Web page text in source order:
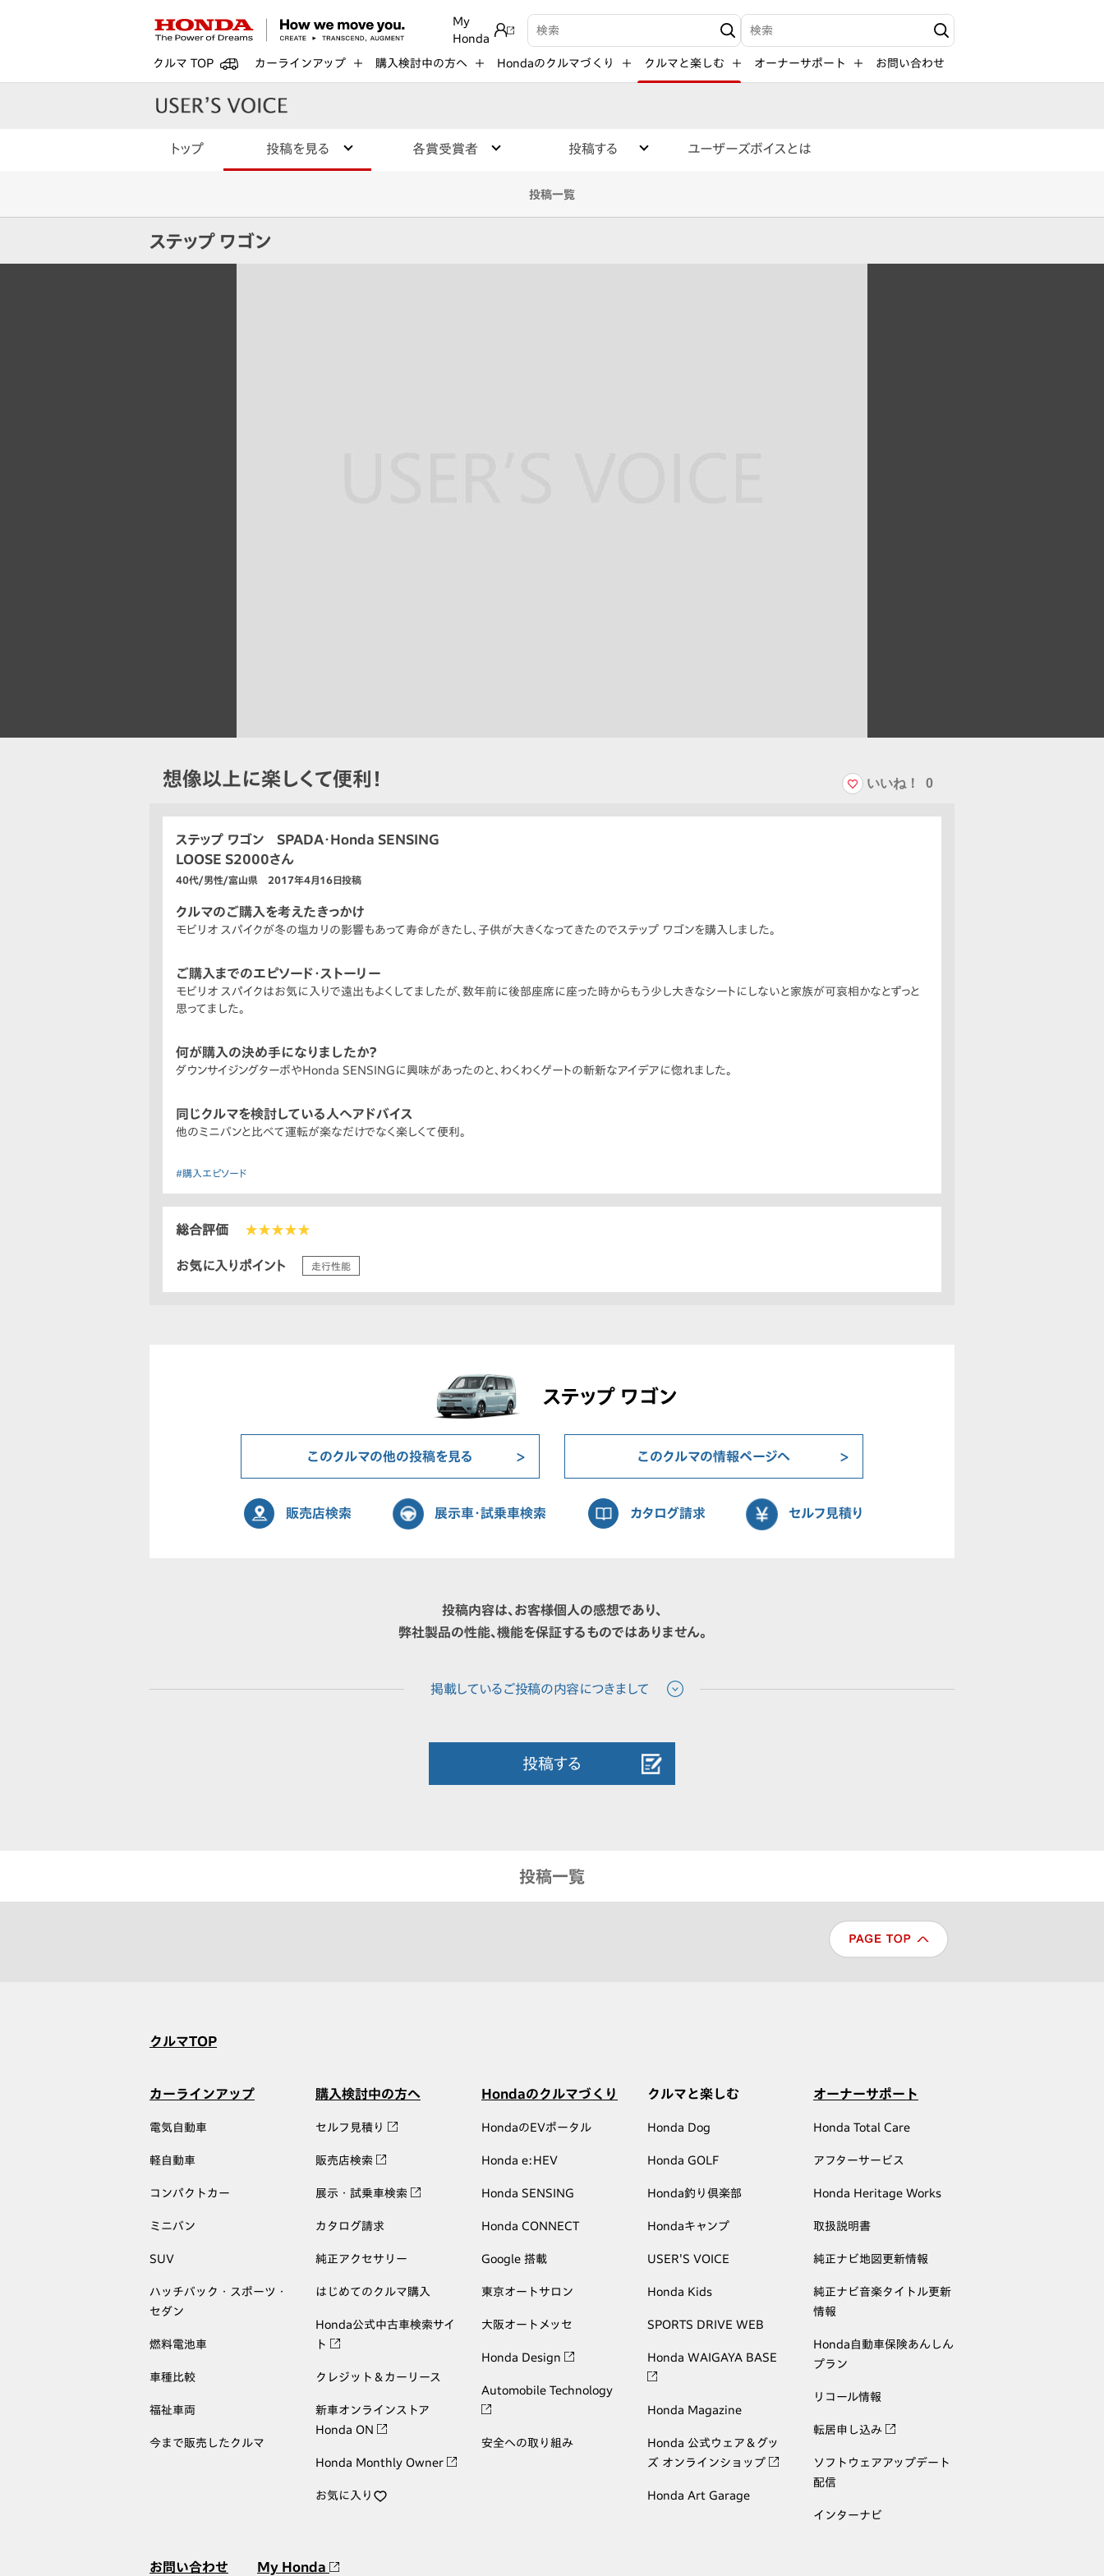
My
Honda
検索キーワード入力 検索キーワード入力
クルマ TOP カーラインアップ 購入検討中の方へ Hondaのクルマづくり クルマと楽しむ オーナーサポート お問い合わせ
トップ 投稿を見る 各賞受賞者 投稿する ユーザーズボイスとは
投稿一覧
ステップ ワゴン
想像以上に楽しくて便利！ いいね！ 0
ステップ ワゴン SPADA・Honda SENSING
LOOSE S2000さん
40代/男性/富山県 2017年4月16日投稿
クルマのご購入を考えたきっかけ
モビリオ スパイクが冬の塩カリの影響もあって寿命がきたし、子供が大きくなってきたのでステップ ワゴンを購入しました。
ご購入までのエピソード・ストーリー
モビリオ スパイクはお気に入りで遠出もよくしてましたが、数年前に後部座席に座った時からもう少し大きなシートにしないと家族が可哀相かなとずっと
思ってました。
何が購入の決め手になりましたか？
ダウンサイジングターボやHonda SENSINGに興味があったのと、わくわくゲートの斬新なアイデアに惚れました。
同じクルマを検討している人へアドバイス
他のミニバンと比べて運転が楽なだけでなく楽しくて便利。
#購入エピソード
総合評価 ★★★★★
お気に入りポイント 走行性能
ステップ ワゴン
このクルマの他の投稿を見る このクルマの情報ページへ
販売店検索 展示車・試乗車検索 カタログ請求 セルフ見積り
投稿内容は、お客様個人の感想であり、
弊社製品の性能、機能を保証するものではありません。
投稿する
投稿一覧
クルマTOP
カーラインアップ
電気自動車
軽自動車
コンパクトカー
ミニバン
SUV
ハッチバック・スポーツ・
セダン
燃料電池車
車種比較
福祉車両
今まで販売したクルマ
購入検討中の方へ
セルフ見積り
販売店検索
展示・試乗車検索
カタログ請求
純正アクセサリー
はじめてのクルマ購入
Honda公式中古車検索サイ
ト
クレジット＆カーリース
新車オンラインストア
Honda ON
Honda Monthly Owner
お気に入り
Hondaのクルマづくり
HondaのEVポータル
Honda e:HEV
Honda SENSING
Honda CONNECT
Google 搭載
東京オートサロン
大阪オートメッセ
Honda Design
Automobile Technology
安全への取り組み
クルマと楽しむ
Honda Dog
Honda GOLF
Honda釣り倶楽部
Hondaキャンプ
USER'S VOICE
Honda Kids
SPORTS DRIVE WEB
Honda WAIGAYA BASE
Honda Magazine
Honda 公式ウェア＆グッ
ズ オンラインショップ
Honda Art Garage
オーナーサポート
Honda Total Care
アフターサービス
Honda Heritage Works
取扱説明書
純正ナビ地図更新情報
純正ナビ音楽タイトル更新
情報
Honda自動車保険あんしん
プラン
リコール情報
転居申し込み
ソフトウェアアップデート
配信
インターナビ
お問い合わせ My Honda